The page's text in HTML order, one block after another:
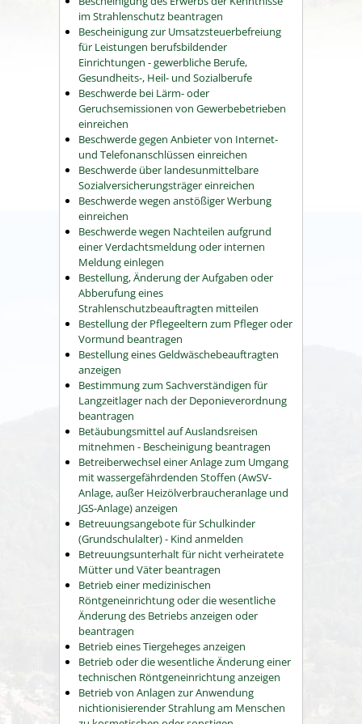
im Strahlenschutz beantragen
Bescheinigung zur Umsatzsteuerbefreiung
für Leistungen berufsbildender
Einrichtungen - gewerbliche Berufe,
Gesundheits-, Heil- und Sozialberufe
Beschwerde bei Lärm- oder
Geruchsemissionen von Gewerbebetrieben
einreichen
Beschwerde gegen Anbieter von Internet-
und Telefonanschlüssen einreichen
Beschwerde über landesunmittelbare
Sozialversicherungsträger einreichen
Beschwerde wegen anstößiger Werbung
einreichen
Beschwerde wegen Nachteilen aufgrund
einer Verdachtsmeldung oder internen
Meldung einlegen
Bestellung, Änderung der Aufgaben oder
Abberufung eines
Strahlenschutzbeauftragten mitteilen
Bestellung der Pflegeeltern zum Pfleger oder
Vormund beantragen
Bestellung eines Geldwäschebeauftragten
anzeigen
Bestimmung zum Sachverständigen für
Langzeitlager nach der Deponieverordnung
beantragen
Betäubungsmittel auf Auslandsreisen
mitnehmen - Bescheinigung beantragen
Betreiberwechsel einer Anlage zum Umgang
mit wassergefährdenden Stoffen (AwSV-
Anlage, außer Heizölverbraucheranlage und
JGS-Anlage) anzeigen
Betreuungsangebote für Schulkinder
(Grundschulalter) - Kind anmelden
Betreuungsunterhalt für nicht verheiratete
Mütter und Väter beantragen
Betrieb einer medizinischen
Röntgeneinrichtung oder die wesentliche
Änderung des Betriebs anzeigen oder
beantragen
Betrieb eines Tiergeheges anzeigen
Betrieb oder die wesentliche Änderung einer
technischen Röntgeneinrichtung anzeigen
Betrieb von Anlagen zur Anwendung
nichtionisierender Strahlung am Menschen